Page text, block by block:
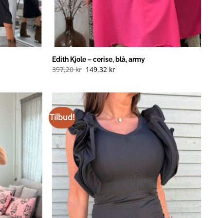
Edith Kjole – cerise, blå, army
397,20kr Opprinnelig
(NOK).
149,32 krNåværende
(NOK).
Tilbud!